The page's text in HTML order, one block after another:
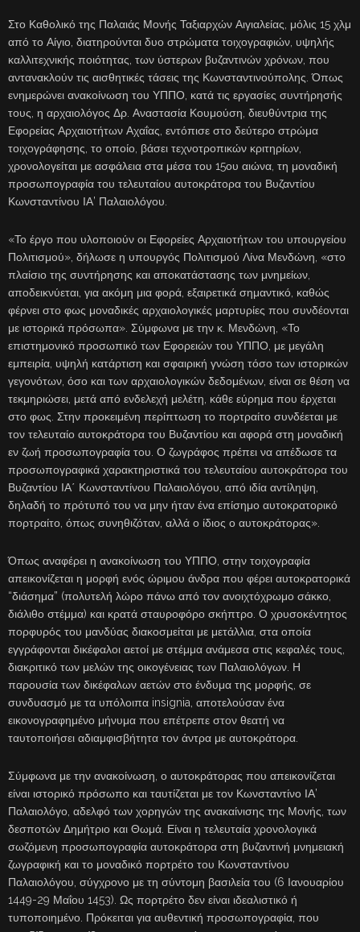
Στο Καθολικό της Παλαιάς Μονής Ταξιαρχών Αιγιαλείας, μόλις 15 χλμ
από το Αίγιο, διατηρούνται δυο στρώματα τοιχογραφιών, υψηλής
καλλιτεχνικής ποιότητας, των ύστερων βυζαντινών χρόνων, που
αντανακλούν τις αισθητικές τάσεις της Κωνσταντινούπολης. Όπως
ενημερώνει ανακοίνωση του ΥΠΠΟ, κατά τις εργασίες συντήρησής
τους, η αρχαιολόγος Δρ. Αναστασία Κουμούση, διευθύντρια της
Εφορείας Αρχαιοτήτων Αχαΐας, εντόπισε στο δεύτερο στρώμα
τοιχογράφησης, το οποίο, βάσει τεχνοτροπικών κριτηρίων,
χρονολογείται με ασφάλεια στα μέσα του 15ου αιώνα, τη μοναδική
προσωπογραφία του τελευταίου αυτοκράτορα του Βυζαντίου
Κωνσταντίνου ΙΑ’ Παλαιολόγου.
«Το έργο που υλοποιούν οι Εφορείες Αρχαιοτήτων του υπουργείου
Πολιτισμού», δήλωσε η υπουργός Πολιτισμού Λίνα Μενδώνη, «στο
πλαίσιο της συντήρησης και αποκατάστασης των μνημείων,
αποδεικνύεται, για ακόμη μια φορά, εξαιρετικά σημαντικό, καθώς
φέρνει στο φως μοναδικές αρχαιολογικές μαρτυρίες που συνδέονται
με ιστορικά πρόσωπα». Σύμφωνα με την κ. Μενδώνη, «Το
επιστημονικό προσωπικό των Εφορειών του ΥΠΠΟ, με μεγάλη
εμπειρία, υψηλή κατάρτιση και σφαιρική γνώση τόσο των ιστορικών
γεγονότων, όσο και των αρχαιολογικών δεδομένων, είναι σε θέση να
τεκμηριώσει, μετά από ενδελεχή μελέτη, κάθε εύρημα που έρχεται
στο φως. Στην προκειμένη περίπτωση το πορτραίτο συνδέεται με
τον τελευταίο αυτοκράτορα του Βυζαντίου και αφορά στη μοναδική
εν ζωή προσωπογραφία του. Ο ζωγράφος πρέπει να απέδωσε τα
προσωπογραφικά χαρακτηριστικά του τελευταίου αυτοκράτορα του
Βυζαντίου ΙΑ΄ Κωνσταντίνου Παλαιολόγου, από ιδία αντίληψη,
δηλαδή το πρότυπό του να μην ήταν ένα επίσημο αυτοκρατορικό
πορτραίτο, όπως συνηθιζόταν, αλλά ο ίδιος ο αυτοκράτορας».
Όπως αναφέρει η ανακοίνωση του ΥΠΠΟ, στην τοιχογραφία
απεικονίζεται η μορφή ενός ώριμου άνδρα που φέρει αυτοκρατορικά
“διάσημα” (πολυτελή λώρο πάνω από τον ανοιχτόχρωμο σάκκο,
διάλιθο στέμμα) και κρατά σταυροφόρο σκήπτρο. Ο χρυσοκέντητος
πορφυρός του μανδύας διακοσμείται με μετάλλια, στα οποία
εγγράφονται δικέφαλοι αετοί με στέμμα ανάμεσα στις κεφαλές τους,
διακριτικό των μελών της οικογένειας των Παλαιολόγων. Η
παρουσία των δικέφαλων αετών στο ένδυμα της μορφής, σε
συνδυασμό με τα υπόλοιπα insignia, αποτελούσαν ένα
εικονογραφημένο μήνυμα που επέτρεπε στον θεατή να
ταυτοποιήσει αδιαμφισβήτητα τον άντρα με αυτοκράτορα.
Σύμφωνα με την ανακοίνωση, ο αυτοκράτορας που απεικονίζεται
είναι ιστορικό πρόσωπο και ταυτίζεται με τον Κωνσταντίνο ΙΑ’
Παλαιολόγο, αδελφό των χορηγών της ανακαίνισης της Μονής, των
δεσποτών Δημήτριο και Θωμά. Είναι η τελευταία χρονολογικά
σωζόμενη προσωπογραφία αυτοκράτορα στη βυζαντινή μνημειακή
ζωγραφική και το μοναδικό πορτρέτο του Κωνσταντίνου
Παλαιολόγου, σύγχρονο με τη σύντομη βασιλεία του (6 Ιανουαρίου
1449-29 Μαΐου 1453). Ως πορτρέτο δεν είναι ιδεαλιστικό ή
τυποποιημένο. Πρόκειται για αυθεντική προσωπογραφία, που